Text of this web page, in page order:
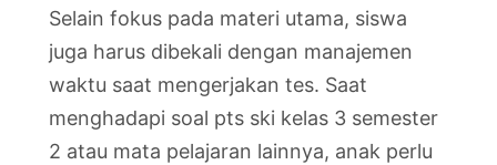
Selain fokus pada materi utama, siswa
juga harus dibekali dengan manajemen
waktu saat mengerjakan tes. Saat
menghadapi soal pts ski kelas 3 semester
2 atau mata pelajaran lainnya, anak perlu